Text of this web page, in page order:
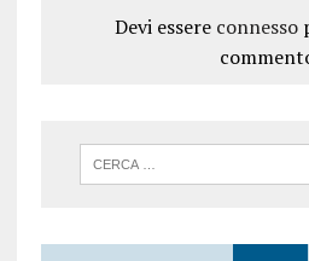
Devi essere connesso